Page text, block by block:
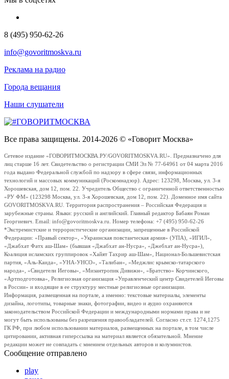
8 (495) 950-62-26
info@govoritmoskva.ru
Реклама на радио
Города вещания
Наши слушатели
Все права защищены. 2014-2026 © «Говорит Москва»
Сетевое издание «ГОВОРИТМОСКВА.РУ/GOVORITMOSKVA.RU». Предназначено для
лиц старше 16 лет. Свидетельство о регистрации СМИ Эл № 77-64961 от 04 марта 2016
года выдано Федеральной службой по надзору в сфере связи, информационных
технологий и массовых коммуникаций (Роскомнадзор). Адрес: 123298, Москва, ул. 3-я
Хорошевская, дом 12, пом. 22. Учредитель Общество с ограниченной ответственностью
«РУ ФМ» (123298 Москва, ул. 3-я Хорошевская, дом 12, пом. 22). Доменное имя сайта
GOVORITMOSKVA.RU. Территория распространения – Российская Федерация и
зарубежные страны. Языки: русский и английский. Главный редактор Бабаян Роман
Георгиевич. Email: info@govoritmoskva.ru. Номер телефона: +7 (495) 950-62-26
*Экстремистские и террористические организации, запрещенные в Российской
Федерации: «Правый сектор», «Украинская повстанческая армия» (УПА), «ИГИЛ»,
«Джабхат Фатх аш-Шам» (бывшая «Джабхат ан-Нусра», «Джебхат ан-Нусра»),
Коалиция исламских группировок «Хайят Тахрир аш-Шам», Национал-Большевистская
партия, «Аль-Каида», «УНА-УНСО», «Талибан», «Меджлис крымско-татарского
народа», «Свидетели Иеговы», «Мизантропик Дивижн», «Братство» Корчинского,
«Артподготовка», Религиозная организация «Управленческий центр Свидетелей Иеговы
в России» и входящие в ее структуру местные религиозные организации.
Информация, размещенная на портале, а именно: текстовые материалы, элементы
дизайна, логотипы, товарные знаки, фотографии, видео и аудио охраняются
законодательством Российской Федерации и международными нормами права и не
могут быть использованы без разрешения правообладателей. Согласно ст.ст. 1274,1275
ГК РФ, при любом использовании материалов, размещенных на портале, в том числе
цитировании, активная гиперссылка на материал является обязательной. Мнение
редакции может не совпадать с мнением отдельных авторов и колумнистов.
Сообщение отправлено
play